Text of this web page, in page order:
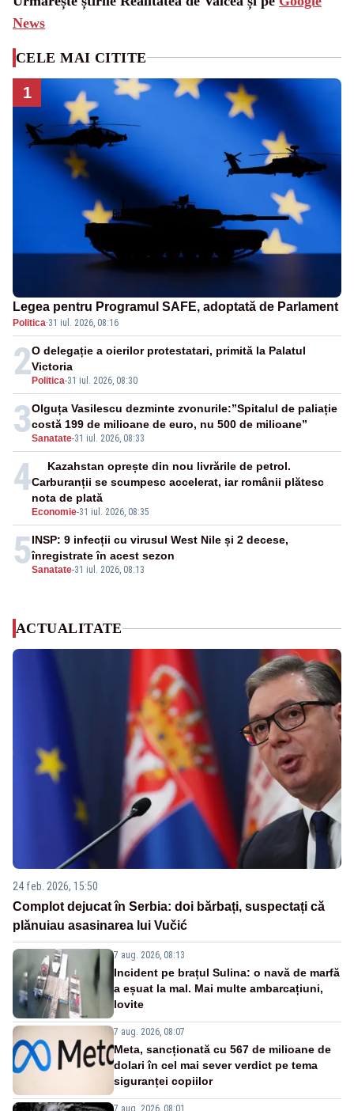
News
CELE MAI CITITE
1
Legea pentru Programul SAFE, adoptată de Parlament
Politica·31 iul. 2026, 08:16
2 Politica-31 iul. 2026, 08:30
O delegație a oierilor protestatari, primită la Palatul
Victoria
3Sanatate-31 iul. 2026, 08:33
Olguța Vasilescu dezminte zvonurile:”Spitalul de paliație
costă 199 de milioane de euro, nu 500 de milioane”
4
Economie-31 iul. 2026, 08:35
Kazahstan oprește din nou livrările de petrol.
Carburanții se scumpesc accelerat, iar românii plătesc
nota de plată
5Sanatate-31 iul. 2026, 08:13
INSP: 9 infecții cu virusul West Nile și 2 decese,
înregistrate în acest sezon
ACTUALITATE
24 feb. 2026, 15:50
Complot dejucat în Serbia: doi bărbați, suspectați că
plănuiau asasinarea lui Vučić
7 aug. 2026, 08:13
Incident pe brațul Sulina: o navă de marfă
a eșuat la mal. Mai multe ambarcațiuni,
lovite
7 aug. 2026, 08:07
Meta, sancționată cu 567 de milioane de
dolari în cel mai sever verdict pe tema
siguranței copiilor
7 aug. 2026, 08:01